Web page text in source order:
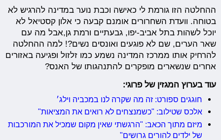
ההחלטה הזו גורמת לי כאישה וכבת נוער במדינה להרגיש לא
בטוחה. וועדת השחרורים אומנם קבעה כי אלון קסטיאל לא
יוכל לשהות בתל אביב-יפו, גבעתיים ורמת גן,אבל מה עם
שאר הערים, שם לא פוגעים ואונסים נשים?! למה ההחלטה
להרחיק אותו ממרכז המדינה נשמע כמו זלזול ופגיעה באזורים
אחרים שנשארים מופקרים להתנהגותו של האנס?
עוד בערוץ המגזין של פרוגי:
חוגגים ספורט: זה מה שקרה לנו במכביה וילג׳
אלכס שטילוב: "כשמנצחים לא רואים את המציאות"
מיזם מתוך הכאב: "הרגשתי שאין מקום שמכיל את המורכבות
של ילדים להורים גרושים"